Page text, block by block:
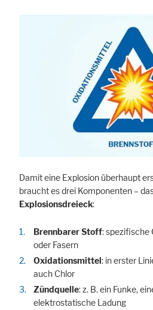
Damit eine Explosion überhaupt
braucht es drei Komponenten –
Explosionsdreieck:
Brennbarer Stoff: spezifische
oder Fasern
Oxidationsmittel: in erster
auch Chlor
Zündquelle: z. B. ein Funke,
elektrostatische Ladung